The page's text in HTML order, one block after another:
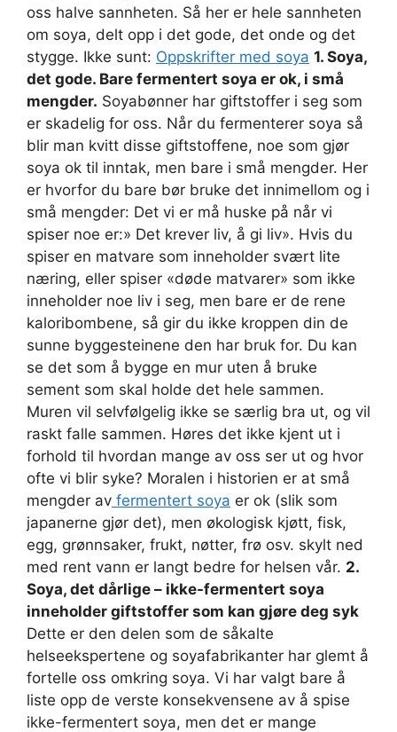
oss halve sannheten. Så her er hele sannheten
om soya, delt opp i det gode, det onde og det
stygge. Ikke sunt: Oppskrifter med soya 1. Soya,
det gode. Bare fermentert soya er ok, i små
mengder. Soyabønner har giftstoffer i seg som
er skadelig for oss. Når du fermenterer soya så
blir man kvitt disse giftstoffene, noe som gjør
soya ok til inntak, men bare i små mengder. Her
er hvorfor du bare bør bruke det innimellom og i
små mengder: Det vi er må huske på når vi
spiser noe er:» Det krever liv, å gi liv». Hvis du
spiser en matvare som inneholder svært lite
næring, eller spiser «døde matvarer» som ikke
inneholder noe liv i seg, men bare er de rene
kaloribombene, så gir du ikke kroppen din de
sunne byggesteinene den har bruk for. Du kan
se det som å bygge en mur uten å bruke
sement som skal holde det hele sammen.
Muren vil selvfølgelig ikke se særlig bra ut, og vil
raskt falle sammen. Høres det ikke kjent ut i
forhold til hvordan mange av oss ser ut og hvor
ofte vi blir syke? Moralen i historien er at små
mengder av fermentert soya er ok (slik som
japanerne gjør det), men økologisk kjøtt, fisk,
egg, grønnsaker, frukt, nøtter, frø osv. skylt ned
med rent vann er langt bedre for helsen vår. 2.
Soya, det dårlige – ikke-fermentert soya
inneholder giftstoffer som kan gjøre deg syk
Dette er den delen som de såkalte
helseekspertene og soyafabrikanter har glemt å
fortelle oss omkring soya. Vi har valgt bare å
liste opp de verste konsekvensene av å spise
ikke-fermentert soya, men det er mange